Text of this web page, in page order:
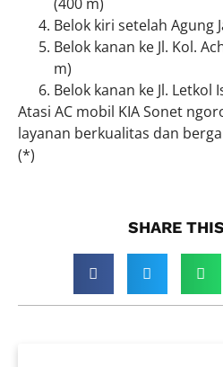
Belok kiri setelah Agung
Belok kanan ke Jl. Kol.
m)
Belok kanan ke Jl. Letkol
Atasi AC mobil KIA Sonet
layanan berkualitas dan
(*)
SHARE